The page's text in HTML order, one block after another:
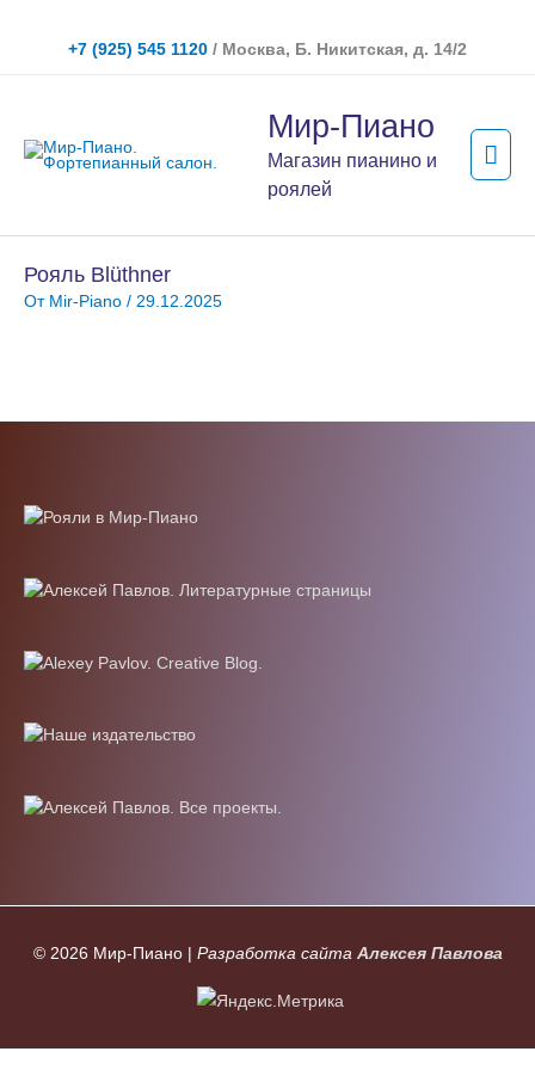
содержимому
+7 (925) 545 1120 / Москва, Б. Никитская, д. 14/2
Мир-Пиано
Магазин пианино и
роялей
Рояль Blüthner
От Mir-Piano / 29.12.2025
© 2026 Мир-Пиано| Разработка сайта Алексея Павлова